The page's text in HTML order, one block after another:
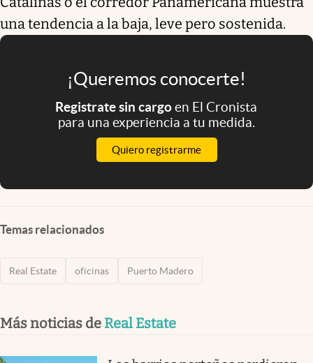
una tendencia a la baja, leve pero sostenida.
¡Queremos conocerte!
Registrate sin cargoen El Cronista
para una experiencia a tu medida.
Quiero registrarme
Temas relacionados
Real Estate oficinas Puerto Madero
Más noticias de Real Estate